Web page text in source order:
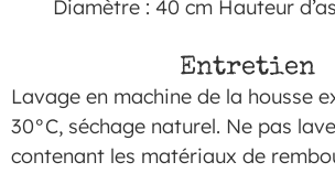
Diamètre : 40 cm Hauteur
Entretien
Lavage en machine de la housse
30°C, séchage naturel. Ne pas
contenant les matériaux de